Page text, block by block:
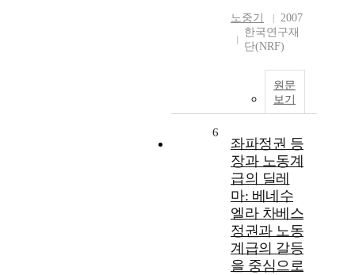
노중기
2007
한국연구재
단(NRF)
원문
보기
6
좌파정권 등
장과 노동계
급의 딜레
마: 베네수
엘라 차베스
정권과 노동
계급의 갈등
을 중심으로